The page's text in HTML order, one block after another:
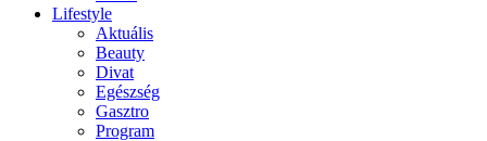
Lifestyle
Aktuális
Beauty
Divat
Egészség
Gasztro
Program